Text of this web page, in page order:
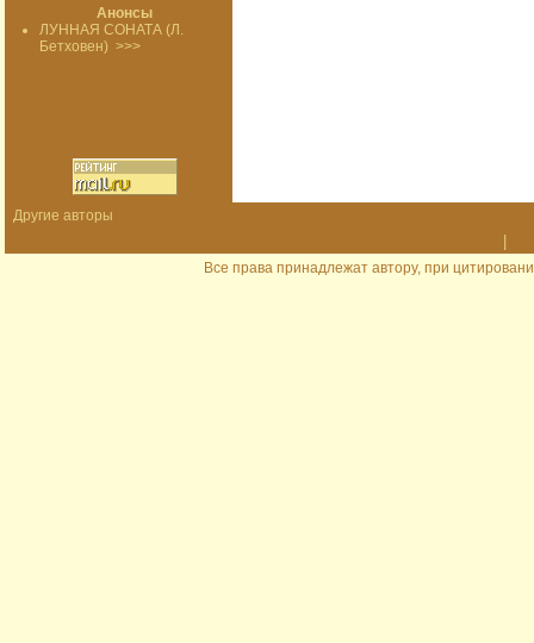
Анонсы
ЛУННАЯ СОНАТА (Л.
Бетховен) >>>
Другие авторы
Все права принадлежат автору, при